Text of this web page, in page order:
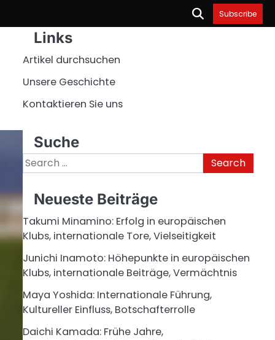
Subscribe
Links
Artikel durchsuchen
Unsere Geschichte
Kontaktieren Sie uns
Suche
Search
for:
Neueste Beiträge
Takumi Minamino: Erfolg in europäischen
Klubs, internationale Tore, Vielseitigkeit
Junichi Inamoto: Höhepunkte in europäischen
Klubs, internationale Beiträge, Vermächtnis
Maya Yoshida: Internationale Führung,
Kultureller Einfluss, Botschafterrolle
Daichi Kamada: Frühe Jahre,